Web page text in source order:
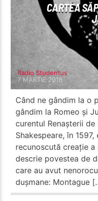
CARTEA
Radio Studentus
7 MARTIE 2018
Când ne gândim la o
gândim la Romeo și
curentul Renașterii
Shakespeare, în
recunoscută creație
descrie povestea de
care au avut
dușmane: Montague